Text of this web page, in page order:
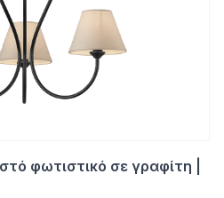
φωτιστικό σε γραφίτη |